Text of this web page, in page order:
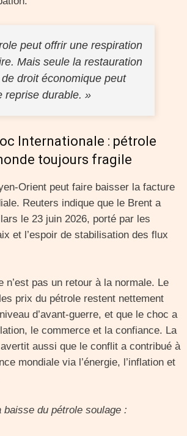
peut offrir une respiration
Mais seule la restauration
de droit économique peut
reprise durable. »
Internationale : pétrole
toujours fragile
Orient peut faire baisser la facture
Reuters indique que le Brent a
le 23 juin 2026, porté par les
et l’espoir de stabilisation des flux
n’est pas un retour à la normale. Le
prix du pétrole restent nettement
d’avant-guerre, et que le choc a
le commerce et la confiance. La
aussi que le conflit a contribué à
mondiale via l’énergie, l’inflation et
baisse du pétrole soulage :